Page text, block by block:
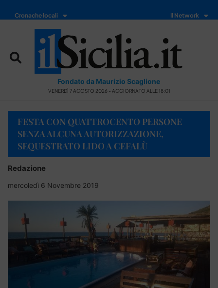
Cronache locali Il Network
Fondato da Maurizio Scaglione
VENERDÌ 7 AGOSTO 2026 - AGGIORNATO ALLE 18:01
FESTA CON QUATTROCENTO PERSONE
SENZA ALCUNA AUTORIZZAZIONE,
SEQUESTRATO LIDO A CEFALÙ
Redazione
mercoledì 6 Novembre 2019